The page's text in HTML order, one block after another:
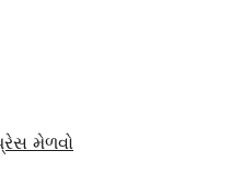
મેળવો